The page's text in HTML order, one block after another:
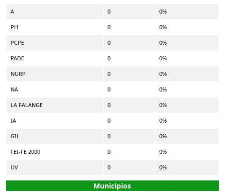
A 0 0%
PH 0 0%
PCPE 0 0%
PADE 0 0%
NURP 0 0%
NA 0 0%
LA FALANGE 0 0%
IA 0 0%
GIL 0 0%
FEI-FE 2000 0 0%
UV 0 0%
Municipios